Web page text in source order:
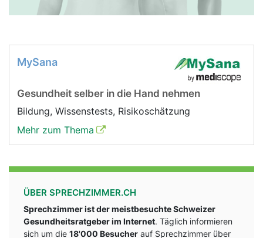
MySana
Gesundheit selber in die Hand nehmen
Bildung, Wissenstests, Risikoschätzung
Mehr zum Thema
ÜBER SPRECHZIMMER.CH
Sprechzimmer ist der meistbesuchte Schweizer
Gesundheitsratgeber im Internet. Täglich informieren
sich um die 18'000 Besucher auf Sprechzimmer über